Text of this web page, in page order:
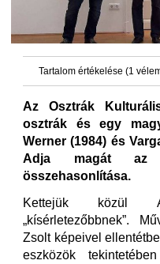
Tartalom értékelése (1
Az Osztrák
osztrák és egy
Werner (1984) és
Adja magát az
összehasonlítása.
Kettejük közül
„kísérletezőbbnek”.
Zsolt képeivel
eszközök